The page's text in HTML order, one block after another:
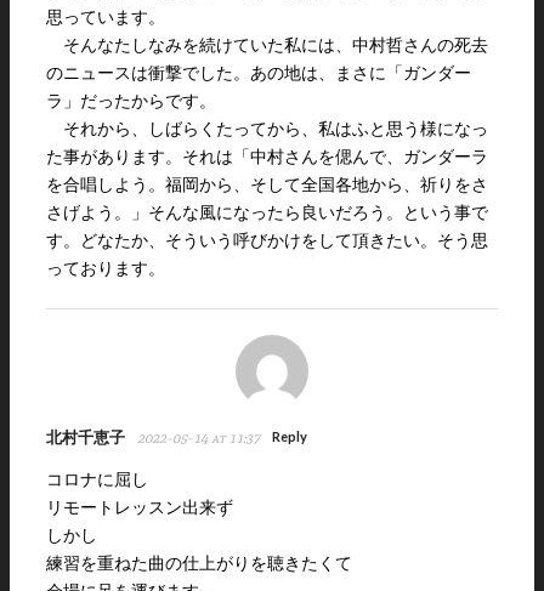
思っています。
そんなたしなみを続けていた私には、中村哲さんの死去
のニュースは衝撃でした。あの地は、まさに「ガンダー
ラ」だったからです。
それから、しばらくたってから、私はふと思う様になっ
た事があります。それは「中村さんを偲んで、ガンダーラ
を合唱しよう。福岡から、そして全国各地から、祈りをさ
さげよう。」そんな風になったら良いだろう。という事で
す。どなたか、そういう呼びかけをして頂きたい。そう思
っております。
北村千恵子 2022-05-14 at 11:37 Reply
コロナに屈し
リモートレッスン出来ず
しかし
練習を重ねた曲の仕上がりを聴きたくて